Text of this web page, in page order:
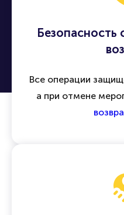
Безопасность
Все операции
а при отмене